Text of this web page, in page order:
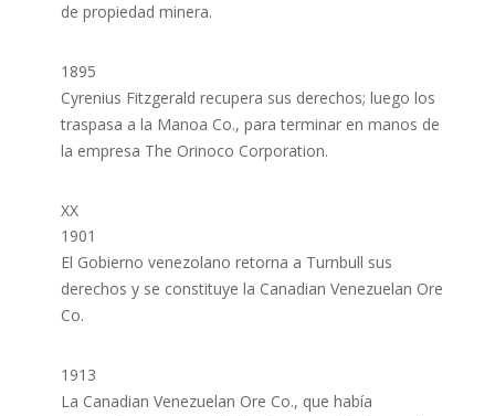
de propiedad minera.
1895
Cyrenius Fitzgerald recupera sus derechos; luego los
traspasa a la Manoa Co., para terminar en manos de
la empresa The Orinoco Corporation.
XX
1901
El Gobierno venezolano retorna a Turnbull sus
derechos y se constituye la Canadian Venezuelan Ore
Co.
1913
La Canadian Venezuelan Ore Co., que había